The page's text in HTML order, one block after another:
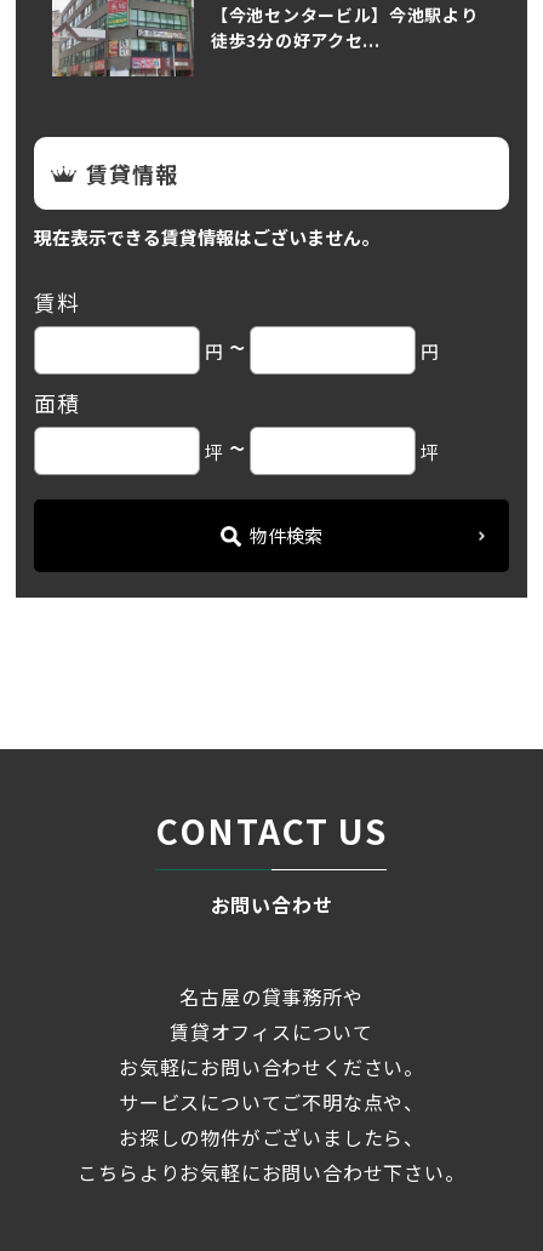
【今池センタービル】今池駅より
徒歩3分の好アクセ...
賃貸情報
現在表示できる賃貸情報はございません。
賃料
円 ~ 円
面積
坪 ~ 坪
物件検索
CONTACT US
お問い合わせ
名古屋の貸事務所や
賃貸オフィスについて
お気軽にお問い合わせください。
サービスについてご不明な点や、
お探しの物件がございましたら、
こちらよりお気軽にお問い合わせ下さい。